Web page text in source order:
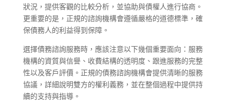
狀況，提供客觀的比較分析，並協助與債權人進行協商。
更重要的是，正規的諮詢機構會遵循嚴格的道德標準，確
保債務人的利益得到保障。
選擇債務諮詢服務時，應該注意以下幾個重要面向：服務
機構的資質與信譽、收費結構的透明度、跟進服務的完整
性以及客戶評價。正規的債務諮詢機構會提供清晰的服務
協議，詳細說明雙方的權利義務，並在整個過程中提供持
續的支持與指導。